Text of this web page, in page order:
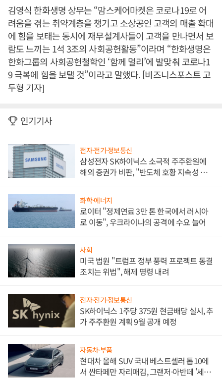
김영식 한화생명 상무는 “맘스케어마켓은 코로나19로 어
려움을 겪는 취약계층을 챙기고 소상공인 고객의 매출 확대
에 힘을 보태는 동시에 재무설계사들이 고객을 만나면서 보
람도 느끼는 1석 3조의 사회공헌활동”이라며 “한화생명은
한화그룹의 사회공헌철학인 ‘함께 멀리’에 발맞춰 코로나1
9 극복에 힘을 보탤 것”이라고 말했다. [비즈니스포스트 고
두형 기자]
인기기사
전자·전기·정보통신
삼성전자 SK하이닉스 소극적 주주환원에
해외 증권가 비판, "반도체 호황 지속성 의
화학·에너지
로이터 "정제연료 3만 톤 한국에서 러시아
로 이동", 우크라이나의 공격에 수요 늘어
사회
미국 법원 "트럼프 정부 풍력 프로젝트 동결
조치는 위법", 해제 명령 내려
전자·전기·정보통신
SK하이닉스 1주당 375원 현금배당 실시, 추
가 주주환원 계획 9월 공개 예정
자동차·부품
현대차 올해 SUV 국내 베스트셀러 톱10에
서 싼타페만 자리매김, 그랜저·아반떼 '세단